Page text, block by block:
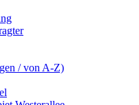
/ von A-Z)